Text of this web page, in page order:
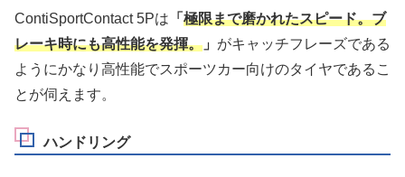
ContiSportContact 5Pは 「 極限まで磨かれたスピード。ブ
レーキ時にも高性能を発揮。 」 がキャッチフレーズである
ようにかなり高性能でスポーツカー向けのタイヤであるこ
とが伺えます。
ハンドリング